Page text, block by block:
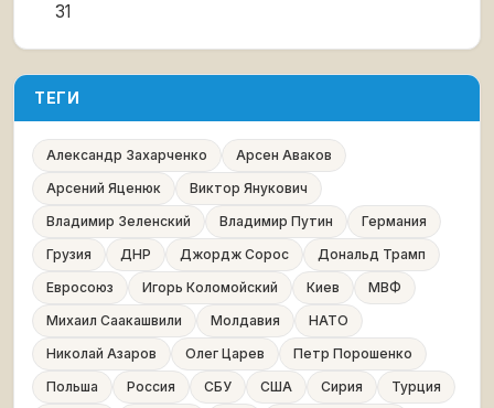
31
ТЕГИ
Александр Захарченко
Арсен Аваков
Арсений Яценюк
Виктор Янукович
Владимир Зеленский
Владимир Путин
Германия
Грузия
ДНР Джордж Сорос
Дональд Трамп
Евросоюз
Игорь Коломойский Киев
МВФ
Михаил Саакашвили
Молдавия
НАТО
Николай Азаров
Олег Царев
Петр Порошенко
Польша
Россия СБУ США Сирия
Турция